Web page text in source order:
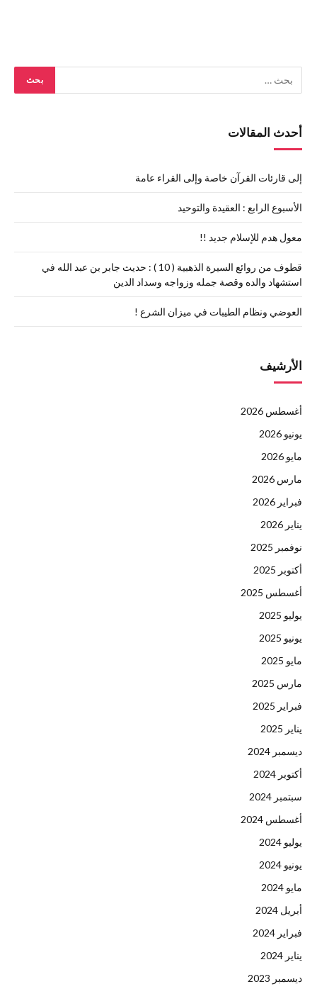
أحدث المقالات
إلى قارئات القرآن خاصة وإلى القراء عامة
الأسبوع الرابع : العقيدة والتوحيد
معول هدم للإسلام جديد !!
قطوف من روائع السيرة الذهبية ( 10 ) : حديث جابر بن عبد الله في
استشهاد والده وقصة جمله وزواجه وسداد الدين
العوضي ونظام الطيبات في ميزان الشرع !
الأرشيف
أغسطس 2026
يونيو 2026
مايو 2026
مارس 2026
فبراير 2026
يناير 2026
نوفمبر 2025
أكتوبر 2025
أغسطس 2025
يوليو 2025
يونيو 2025
مايو 2025
مارس 2025
فبراير 2025
يناير 2025
ديسمبر 2024
أكتوبر 2024
سبتمبر 2024
أغسطس 2024
يوليو 2024
يونيو 2024
مايو 2024
أبريل 2024
فبراير 2024
يناير 2024
ديسمبر 2023